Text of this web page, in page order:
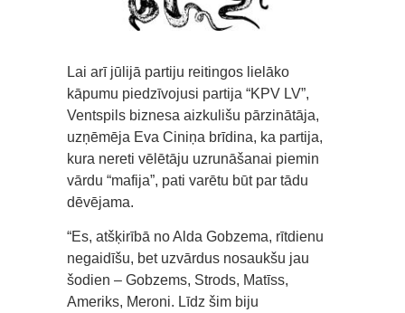
Lai arī jūlijā partiju reitingos lielāko
kāpumu piedzīvojusi partija “KPV LV”,
Ventspils biznesa aizkulišu pārzinātāja,
uzņēmēja Eva Ciniņa brīdina, ka partija,
kura nereti vēlētāju uzrunāšanai piemin
vārdu “mafija”, pati varētu būt par tādu
dēvējama.
“Es, atšķirībā no Alda Gobzema, rītdienu
negaidīšu, bet uzvārdus nosaukšu jau
šodien – Gobzems, Strods, Matīss,
Ameriks, Meroni. Līdz šim biju